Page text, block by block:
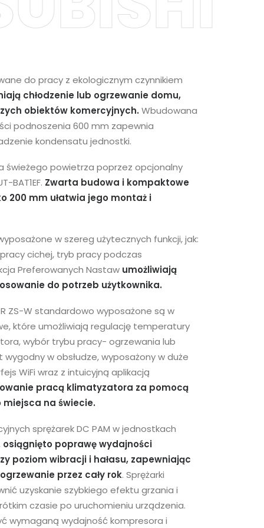
do pracy z ekologicznym czynnikiem
chłodzenie lub ogrzewanie domu,
obiektów komercyjnych. Wbudowana
podnoszenia 600 mm zapewnia
kondensatu jednostki.
świeżego powietrza poprzez opcjonalny
BAT1EF. Zwarta budowa i kompaktowe
200 mm ułatwia jego montaż i
w szereg użytecznych funkcji, jak:
cichej, tryb pracy podczas
Preferowanych Nastaw umożliwiają
do potrzeb użytkownika.
ZS-W standardowo wyposażone są w
które umożliwiają regulację temperatury
wybór trybu pracy- ogrzewania lub
wygodny w obsłudze, wyposażony w duże
WiFi wraz z intuicyjną aplikacją
pracą klimatyzatora za pomocą
na świecie.
sprężarek DC PAM w jednostkach
osiągnięto poprawę wydajności
poziom wibracji i hałasu, zapewniając
przez cały rok. Sprężarki
uzyskanie szybkiego efektu grzania i
czasie po uruchomieniu urządzenia.
wymaganą wydajność kompresora i